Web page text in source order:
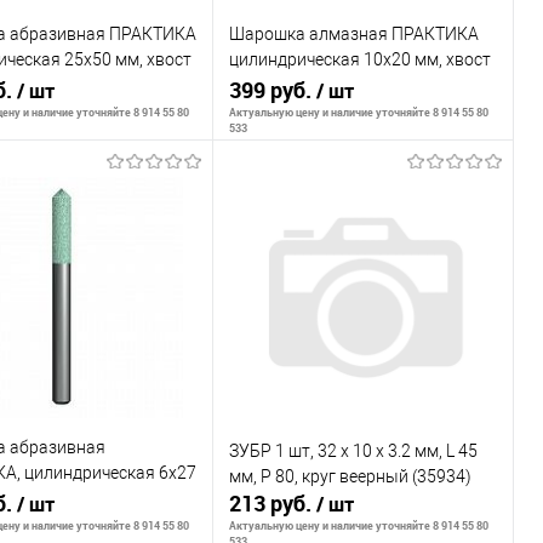
абразивная ПРАКТИКА
25х50 мм, хвост
/ шт
и наличие уточняйте 8 914 55 80
В корзину
Шарошка алмазная ПРАКТИКА
цилиндрическая 10х20 мм, хвост
6 мм,
399 руб./ шт
Актуальную цену и наличие уточняйте 8 914 55 80
533
В корзину
К сравнению
абразивная
цилиндрическая 6х27
6 мм, блистер
/ шт
и наличие уточняйте 8 914 55 80
ЗУБР 1 шт, 32 x 10 x 3.2 мм, L 45
мм, P 80, круг веерный (35934)
213 руб./ шт
Актуальную цену и наличие уточняйте 8 914 55 80